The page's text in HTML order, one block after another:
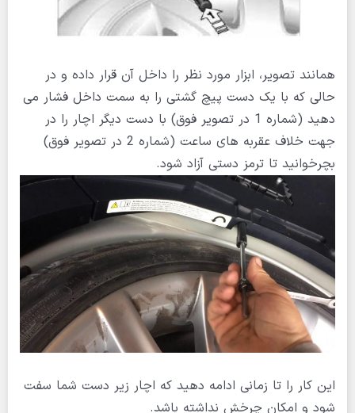
همانند تصویر، ابزار مورد نظر را داخل آن قرار داده و در
حالی که با یک دست پیچ گشتی را به سمت داخل فشار می
دهید (شماره 1 در تصویر فوق) با دست دیگر اچار را در
جهت خلاف عقربه های ساعت (شماره 2 در تصویر فوق)
بچرخوانید تا ترمز دستی آزاد شود.
این کار را تا زمانی ادامه دهید که اچار زیر دست شما سفت
شود و امکان چرخش نداشته باشد.